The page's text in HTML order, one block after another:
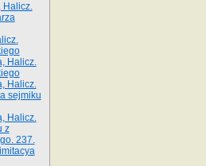
Halicz.
Halicz.
Halicz.
sejmiku
Halicz.
z
237.